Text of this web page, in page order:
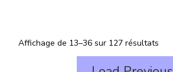
Affichage de 13–36 sur 127 résultats